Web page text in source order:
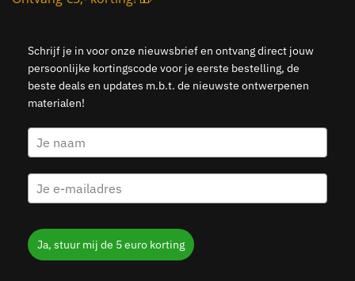
Schrijf je in voor onze nieuwsbrief en ontvang direct jouw
persoonlijke kortingscode voor je eerste bestelling, de
beste deals en updates m.b.t. de nieuwste ontwerpenen
materialen!
Ja, stuur mij de 5 euro korting